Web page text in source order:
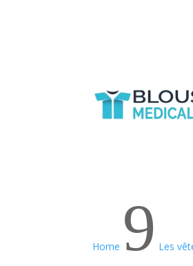
Home 9 Les